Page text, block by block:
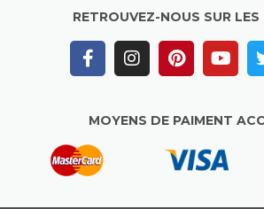
RETROUVEZ-NOUS SUR LES
MOYENS DE PAIMENT